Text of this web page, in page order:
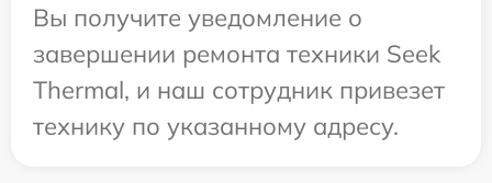
Вы получите уведомление о
завершении ремонта техники Seek
Thermal, и наш сотрудник привезет
технику по указанному адресу.